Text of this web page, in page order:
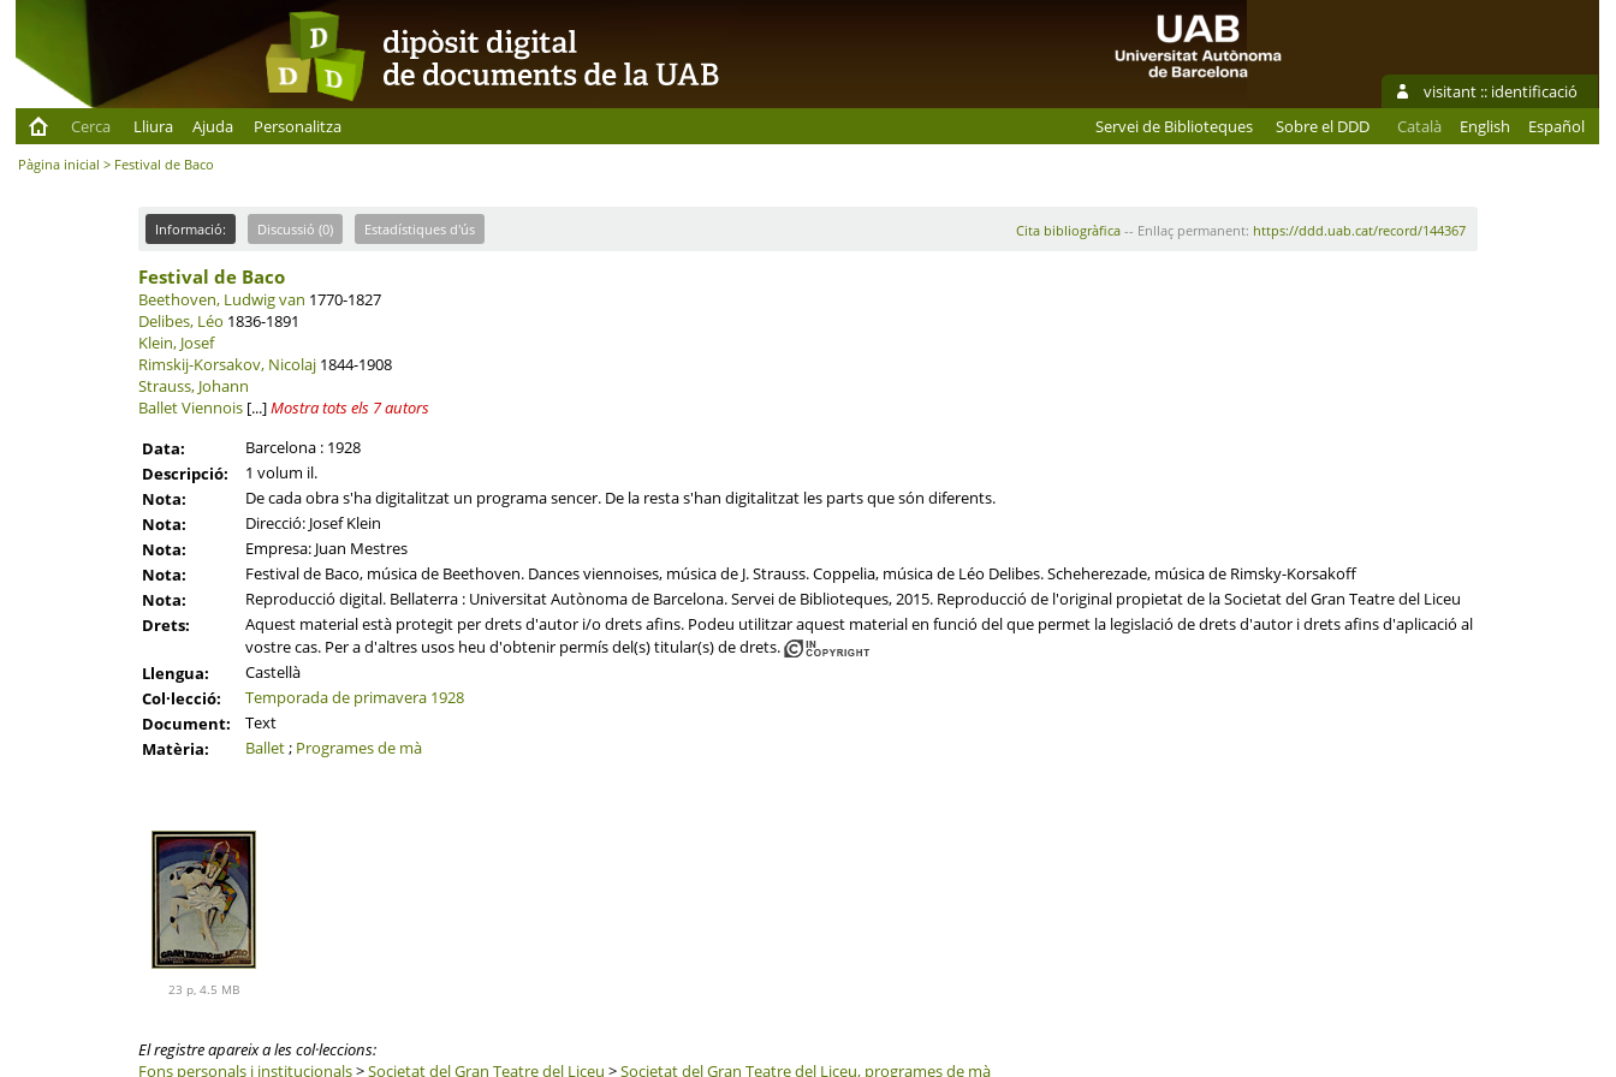
visitant :: identificació
Cerca
Lliura Ajuda Personalitza Servei de Biblioteques Sobre el DDD Català English Español
Pàgina inicial > Festival de Baco
Informació: Discussió (0) Estadístiques d'ús Cita bibliogràfica-- Enllaç permanent: https://ddd.uab.cat/record/144367
Festival de Baco
Beethoven, Ludwig van 1770-1827
Delibes, Léo 1836-1891
Klein, Josef
Rimskij-Korsakov, Nicolaj1844-1908
Strauss, Johann
Ballet Viennois [...]Mostra tots els 7 autors
Data:
Barcelona : 1928
Descripció:
1 volum il.
Nota:
De cada obra s'ha digitalitzat un programa sencer. De la resta s'han digitalitzat les parts que són diferents.
Nota:
Direcció: Josef Klein
Nota:
Empresa: Juan Mestres
Nota:
Festival de Baco, música de Beethoven. Dances viennoises, música de J. Strauss. Coppelia, música de Léo Delibes. Scheherezade, música de Rimsky-Korsakoff
Nota:
Reproducció digital. Bellaterra : Universitat Autònoma de Barcelona. Servei de Biblioteques, 2015. Reproducció de l'original propietat de la Societat del Gran Teatre del Liceu
Drets:
Aquest material està protegit per drets d'autor i/o drets afins. Podeu utilitzar aquest material en funció del que permet la legislació de drets d'autor i drets afins d'aplicació al
vostre cas. Per a d'altres usos heu d'obtenir permís del(s) titular(s) de drets.
Llengua:
Castellà
Col·lecció:
Temporada de primavera 1928
Document:
Text
Matèria:
Ballet; Programes de mà
23 p, 4.5 MB
El registre apareix a les col·leccions:
Fons personals i institucionals>Societat del Gran Teatre del Liceu >Societat del Gran Teatre del Liceu, programes de mà